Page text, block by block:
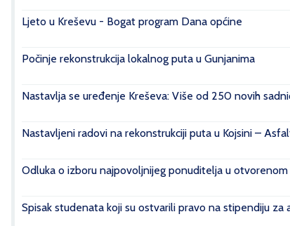
Ljeto u Kreševu - Bogat program Dana općine
Počinje rekonstrukcija lokalnog puta u Gunjanima
Nastavlja se uređenje Kreševa: Više od 250 novih
Nastavljeni radovi na rekonstrukciji puta u Kojsini –
Odluka o izboru najpovoljnijeg ponuditelja u
Spisak studenata koji su ostvarili pravo na stipendiju